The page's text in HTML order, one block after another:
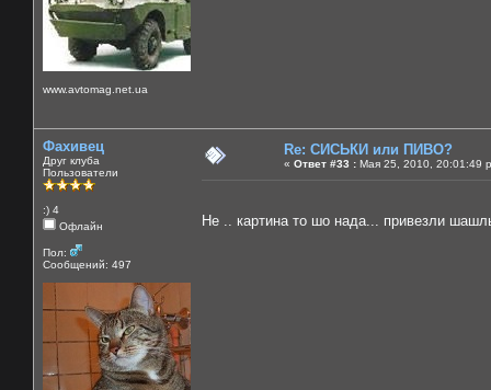
www.avtomag.net.ua
Фахивец
Друг клуба
Пользователи
:) 4
Офлайн
Пол:
Сообщений: 497
Re: СИСЬКИ или ПИВО?
« Ответ #33 : Мая 25, 2010, 20:01:49
Не .. картина то шо нада... привезли